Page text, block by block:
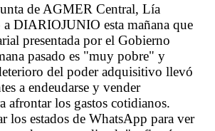
de AGMER Central, Lía
a DIARIOJUNIO esta mañana que
presentada por el Gobierno
pasado es "muy pobre" y
del poder adquisitivo llevó
a endeudarse y vender
afrontar los gastos cotidianos.
los estados de WhatsApp para ver